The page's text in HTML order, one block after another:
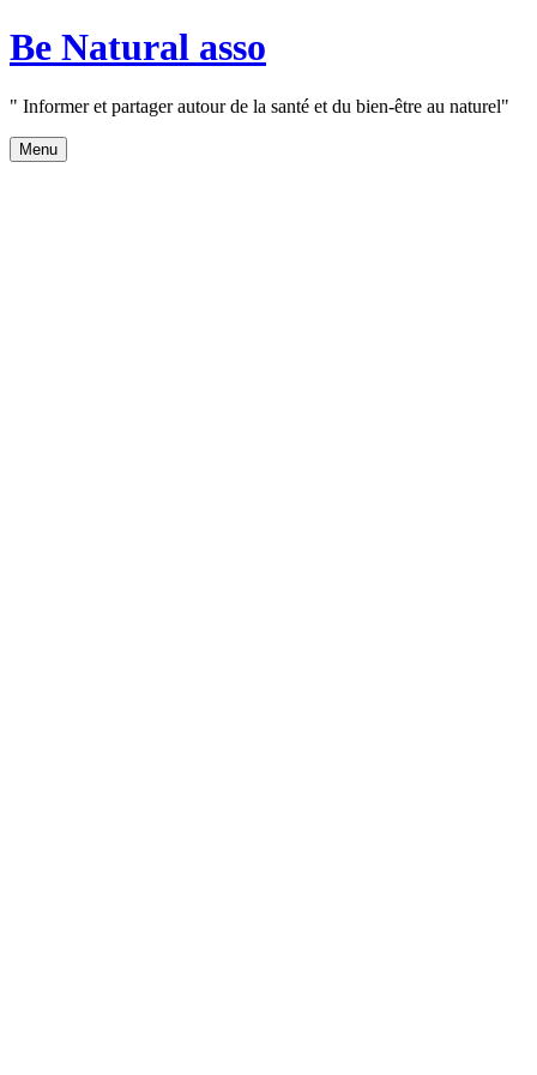
Aller
au
Be Natural asso
" Informer et partager autour de la santé et du bien-être au naturel"
Menu